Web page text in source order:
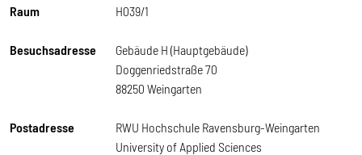
Raum H039/1
Besuchsadresse
Gebäude H (Hauptgebäude)
Doggenriedstraße 70
88250 Weingarten
Postadresse
RWU Hochschule Ravensburg-Weingarten
University of Applied Sciences